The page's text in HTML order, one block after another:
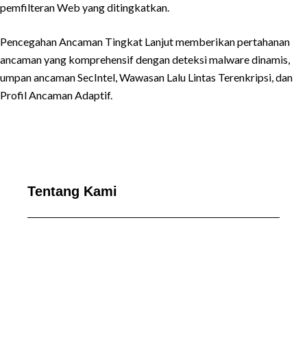
pemfilteran Web yang ditingkatkan.
Pencegahan Ancaman Tingkat Lanjut memberikan pertahanan
ancaman yang komprehensif dengan deteksi malware dinamis,
umpan ancaman SecIntel, Wawasan Lalu Lintas Terenkripsi, dan
Profil Ancaman Adaptif.
Tentang Kami